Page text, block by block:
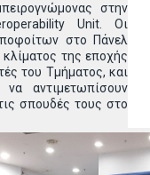
στην
Unit. Οι
στο Πάνελ
της εποχής
του Τμήματος, και
αντιμετωπίσουν
σπουδές τους στο